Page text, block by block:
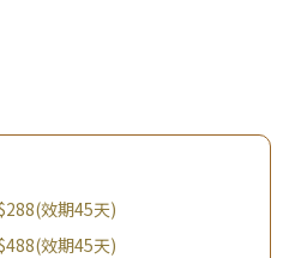
效期45天)
效期45天)